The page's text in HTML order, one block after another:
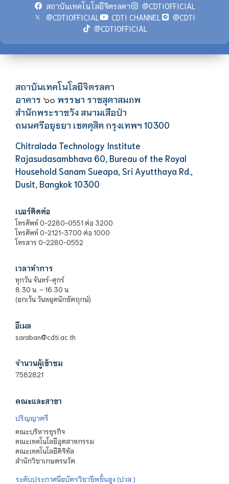
สถาบันเทคโนโลยีจิตรลดา
@CDTIOFFICIAL
@CDTIOFFICIAL
CDTI CHANNEL
@CDTI
@CDTIOFFICIAL
สถาบันเทคโนโลยีจิตรลดา
อาคาร ๖๐ พรรษา ราชสุดาสมภพ
สำนักพระราชวัง สนามเสือป่า
ถนนศรีอยุธยา เขตดุสิต กรุงเทพฯ 10300
Chitralada Technology Institute
Rajasudasambhava 60, Bureau of the Royal
Household Sanam Sueapa, Sri Ayutthaya Rd.,
Dusit, Bangkok 10300
เบอร์ติดต่อ
โทรศัพท์ 0-2280-0551 ต่อ 3200
โทรศัพท์ 0-2121-3700 ต่อ 1000
โทรสาร 0-2280-0552
เวลาทำการ
ทุกวัน จันทร์-ศุกร์
8.30 น. – 16.30 น.
(ยกเว้น วันหยุดนักขัตฤกษ์)
อีเมล
saraban@cdti.ac.th
จำนวนผู้เข้าชม
7582821
คณะและสาขา
ปริญญาตรี
คณะบริหารธุรกิจ
คณะเทคโนโลยีอุตสาหกรรม
คณะเทคโนโลยีดิจิทัล
สำนักวิชาเกษตรนวัต
ระดับประกาศนียบัตรวิชาชีพชั้นสูง (ปวส.)